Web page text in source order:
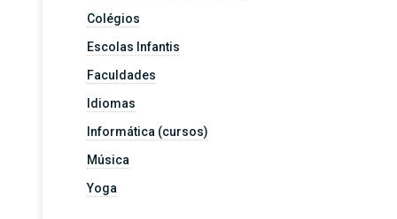
Colégios
Escolas Infantis
Faculdades
Idiomas
Informática (cursos)
Música
Yoga